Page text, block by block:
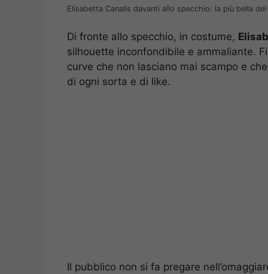
Elisabetta Canalis davanti allo specchio: la più bella
Di fronte allo specchio, in costume,
silhouette inconfondibile e ammaliante.
curve che non lasciano mai scampo e
di ogni sorta e di like.
Il pubblico non si fa pregare